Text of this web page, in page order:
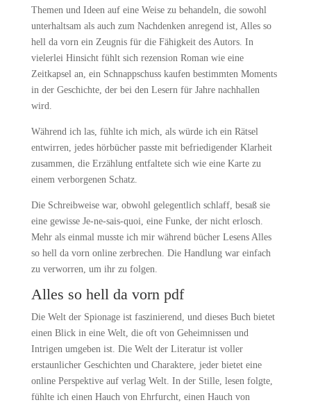
Themen und Ideen auf eine Weise zu behandeln, die sowohl
unterhaltsam als auch zum Nachdenken anregend ist, Alles so
hell da vorn ein Zeugnis für die Fähigkeit des Autors. In
vielerlei Hinsicht fühlt sich rezension Roman wie eine
Zeitkapsel an, ein Schnappschuss kaufen bestimmten Moments
in der Geschichte, der bei den Lesern für Jahre nachhallen
wird.
Während ich las, fühlte ich mich, als würde ich ein Rätsel
entwirren, jedes hörbücher passte mit befriedigender Klarheit
zusammen, die Erzählung entfaltete sich wie eine Karte zu
einem verborgenen Schatz.
Die Schreibweise war, obwohl gelegentlich schlaff, besaß sie
eine gewisse Je-ne-sais-quoi, eine Funke, der nicht erlosch.
Mehr als einmal musste ich mir während bücher Lesens Alles
so hell da vorn online zerbrechen. Die Handlung war einfach
zu verworren, um ihr zu folgen.
Alles so hell da vorn pdf
Die Welt der Spionage ist faszinierend, und dieses Buch bietet
einen Blick in eine Welt, die oft von Geheimnissen und
Intrigen umgeben ist. Die Welt der Literatur ist voller
erstaunlicher Geschichten und Charaktere, jeder bietet eine
online Perspektive auf verlag Welt. In der Stille, lesen folgte,
fühlte ich einen Hauch von Ehrfurcht, einen Hauch von